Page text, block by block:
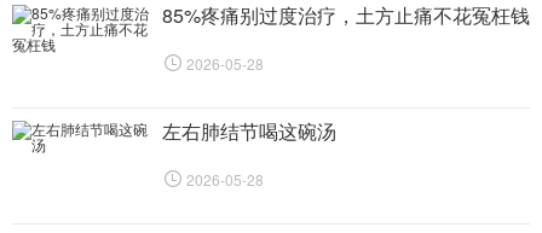
85%疼痛别过度治疗，土方止痛不花冤枉钱
2026-05-28
左右肺结节喝这碗汤
2026-05-28